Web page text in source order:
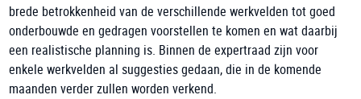
brede betrokkenheid van de verschillende werkvelden tot goed
onderbouwde en gedragen voorstellen te komen en wat daarbij
een realistische planning is. Binnen de expertraad zijn voor
enkele werkvelden al suggesties gedaan, die in de komende
maanden verder zullen worden verkend.